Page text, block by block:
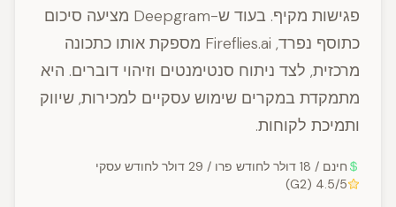
פגישות מקיף. בעוד ש-Deepgram מציעה סיכום
כתוסף נפרד, Fireflies.ai מספקת אותו כתכונה
מרכזית, לצד ניתוח סנטימנטים וזיהוי דוברים. היא
מתמקדת במקרים שימוש עסקיים למכירות, שיווק
ותמיכת לקוחות.
חינם / 18 דולר לחודש פרו / 29 דולר לחודש עסקי
4.5/5 (G2)